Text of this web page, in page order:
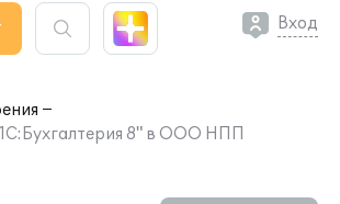
Вход
8" в ООО НПП